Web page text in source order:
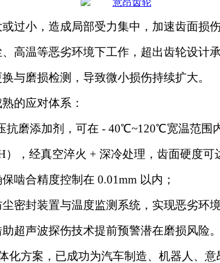
过小，造成局部受力集中，加速齿面损伤
高温等恶劣环境下工作，超出齿轮设计承
与磨损检测，导致微小损伤持续扩大。
的应对体系：
抗磨添加剂，可在 - 40℃~120℃宽温范围
），经真空淬火 + 深冷处理，齿面硬度可
啮合精度控制在 0.01mm 以内；
密封装置与温度监测系统，实现恶劣环
超声波探伤技术提前预警潜在磨损风险。
化方案，已成功为汽车制造、机器人、